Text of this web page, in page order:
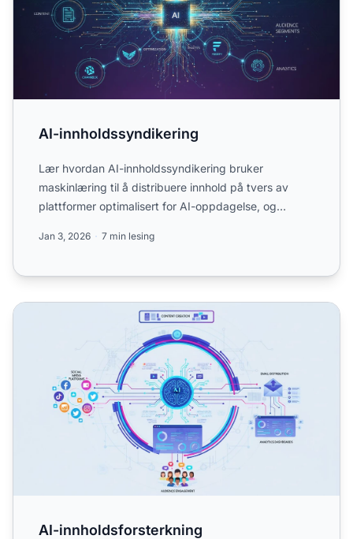
AI-innholdssyndikering
Lær hvordan AI-innholdssyndikering bruker
maskinlæring til å distribuere innhold på tvers av
plattformer optimalisert for AI-oppdagelse, og
Jan 3, 2026 7 min lesing
AI-innholdsforsterkning
AI-innholdsforsterkning